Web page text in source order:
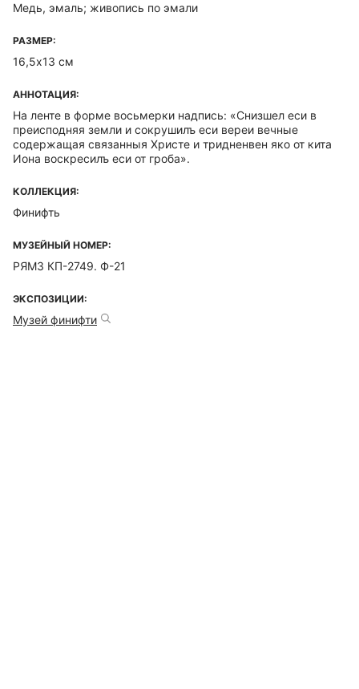
Медь, эмаль; живопись по эмали
РАЗМЕР:
16,5х13 см
АННОТАЦИЯ:
На ленте в форме восьмерки надпись: «Снизшел еси в
преисподняя земли и сокрушилъ еси вереи вечные
содержащая связанныя Христе и тридненвен яко от кита
Иона воскресилъ еси от гроба».
КОЛЛЕКЦИЯ:
Финифть
МУЗЕЙНЫЙ НОМЕР:
РЯМЗ КП-2749. Ф-21
ЭКСПОЗИЦИИ:
Музей финифти